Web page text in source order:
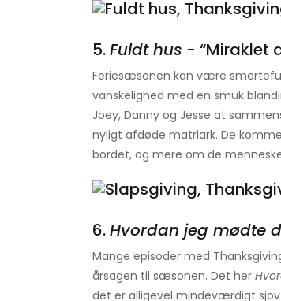
5.Fuldt hus - “Miraklet
Feriesæsonen kan være
vanskelighed med en smuk
Joey, Danny og Jesse at
nyligt afdøde matriark. De
bordet, og mere om de
6.Hvordan jeg mødte
Mange episoder med
årsagen til sæsonen. Det her
det er alligevel mindeværdigt